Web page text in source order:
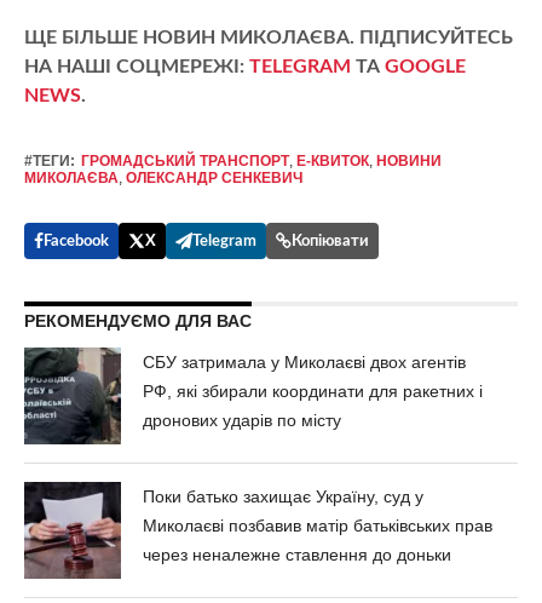
ЩЕ БІЛЬШЕ НОВИН МИКОЛАЄВА. ПІДПИСУЙТЕСЬ
НА НАШІ СОЦМЕРЕЖІ: TELEGRAM ТА GOOGLE
NEWS.
#ТЕГИ: ГРОМАДСЬКИЙ ТРАНСПОРТ, Е-КВИТОК, НОВИНИ
МИКОЛАЄВА, ОЛЕКСАНДР СЕНКЕВИЧ
Facebook X Telegram Копіювати
РЕКОМЕНДУЄМО ДЛЯ ВАС
СБУ затримала у Миколаєві двох агентів
РФ, які збирали координати для ракетних і
дронових ударів по місту
Поки батько захищає Україну, суд у
Миколаєві позбавив матір батьківських прав
через неналежне ставлення до доньки